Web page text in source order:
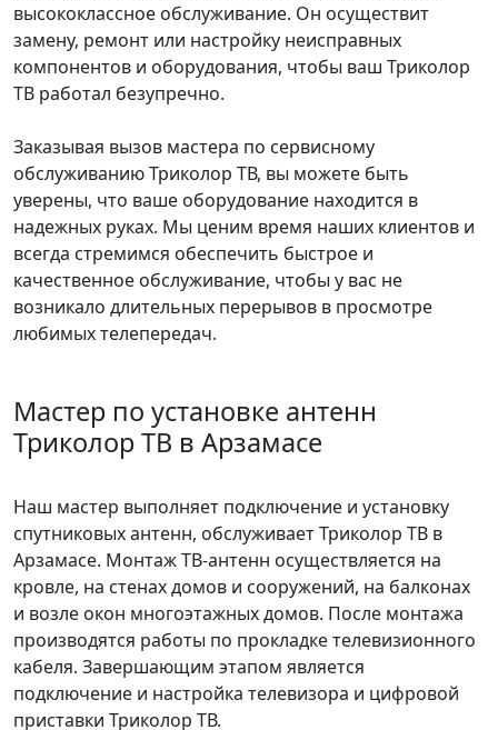
высококлассное обслуживание. Он осуществит
замену, ремонт или настройку неисправных
компонентов и оборудования, чтобы ваш Триколор
ТВ работал безупречно.
Заказывая вызов мастера по сервисному
обслуживанию Триколор ТВ, вы можете быть
уверены, что ваше оборудование находится в
надежных руках. Мы ценим время наших клиентов и
всегда стремимся обеспечить быстрое и
качественное обслуживание, чтобы у вас не
возникало длительных перерывов в просмотре
любимых телепередач.
Мастер по установке антенн
Триколор ТВ в Арзамасе
Наш мастер выполняет подключение и установку
спутниковых антенн, обслуживает Триколор ТВ в
Арзамасе. Монтаж ТВ-антенн осуществляется на
кровле, на стенах домов и сооружений, на балконах
и возле окон многоэтажных домов. После монтажа
производятся работы по прокладке телевизионного
кабеля. Завершающим этапом является
подключение и настройка телевизора и цифровой
приставки Триколор ТВ.